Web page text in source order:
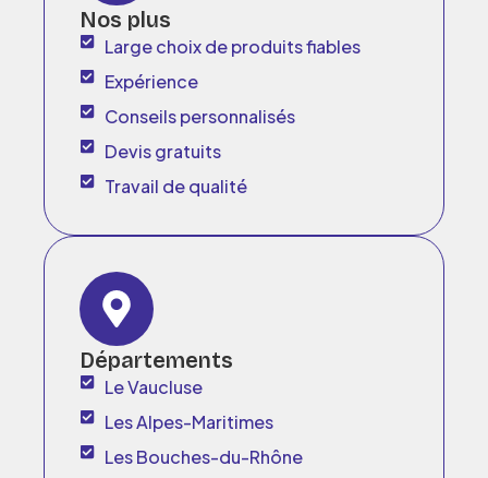
Nos plus
Large choix de produits fiables
Expérience
Conseils personnalisés
Devis gratuits
Travail de qualité
Départements
Le Vaucluse
Les Alpes-Maritimes
Les Bouches-du-Rhône